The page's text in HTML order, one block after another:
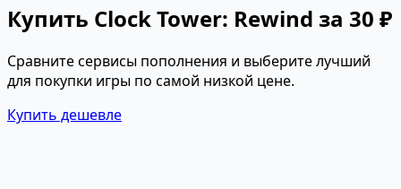
Купить Clock Tower: Rewind за 30 ₽
Сравните сервисы пополнения и выберите лучший
для покупки игры по самой низкой цене.
Купить дешевле